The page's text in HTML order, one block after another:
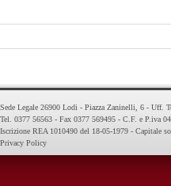
Sede Legale 26900 Lodi - Piazza Zaninelli, 6 - Uff.
Tel. 0377 56563 - Fax 0377 569495 - C.F. e P.iva
Iscrizione REA 1010490 del 18-05-1979 - Capitale
Privacy Policy